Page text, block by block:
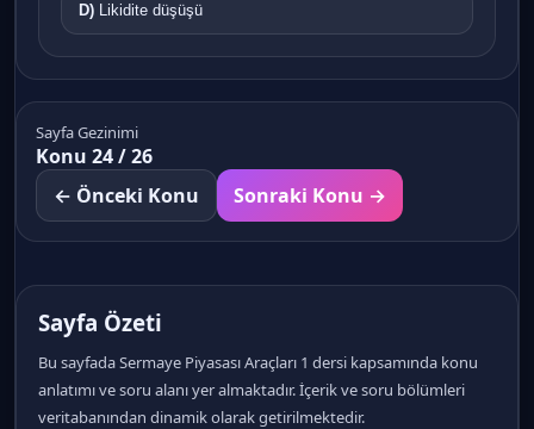
D) Likidite düşüşü
Sayfa Gezinimi
Konu 24 / 26
← Önceki Konu
Sonraki Konu →
Sayfa Özeti
Bu sayfada Sermaye Piyasası Araçları 1 dersi kapsamında konu
anlatımı ve soru alanı yer almaktadır. İçerik ve soru bölümleri
veritabanından dinamik olarak getirilmektedir.